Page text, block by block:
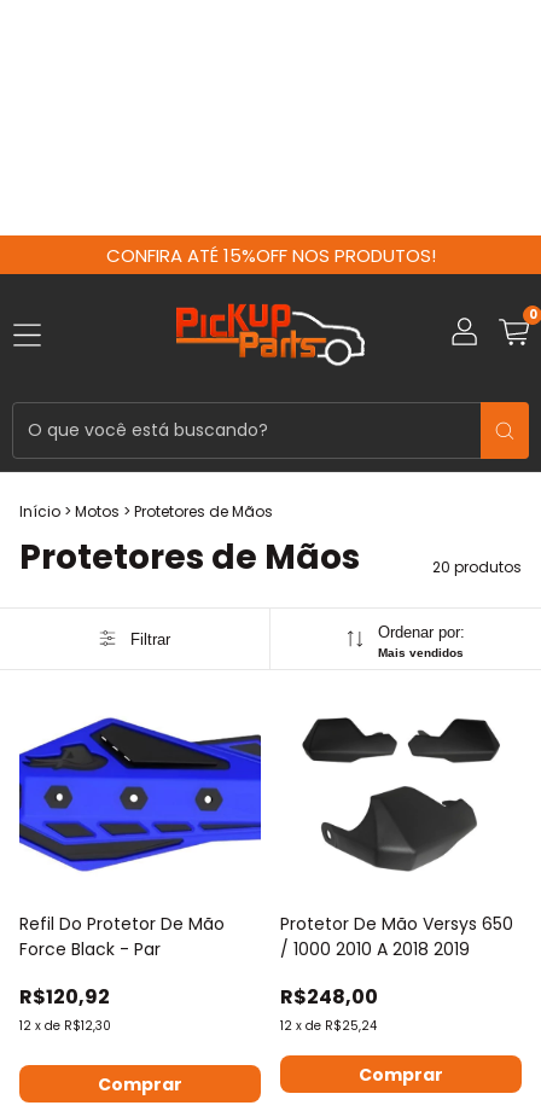
CONFIRA ATÉ 15%OFF NOS PRODUTOS!
0
Início > Motos > Protetores de Mãos
Protetores de Mãos 20 produtos
Filtrar Ordenar por:
Mais vendidos
Refil Do Protetor De Mão
Force Black - Par
R$120,92
12 x de R$12,30
Comprar
Protetor De Mão Versys 650
/ 1000 2010 A 2018 2019
R$248,00
12 x de R$25,24